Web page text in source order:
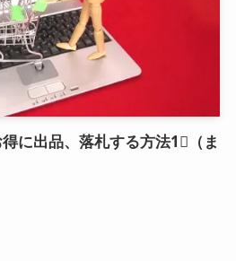
に出品、落札する方法1⃣（ま